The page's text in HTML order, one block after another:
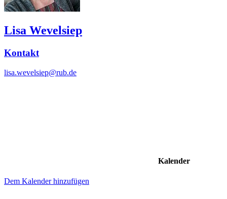
Lisa Wevelsiep
Kontakt
lisa.wevelsiep@rub.de
Kalender
Dem Kalender hinzufügen